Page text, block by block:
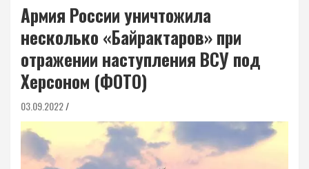
Армия России уничтожила
несколько «Байрактаров» при
отражении наступления ВСУ под
Херсоном (ФОТО)
03.09.2022